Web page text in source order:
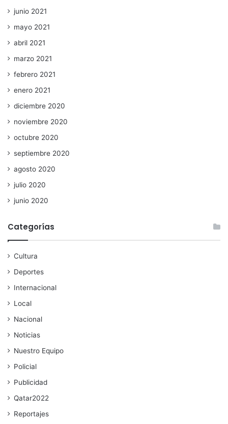
junio 2021
mayo 2021
abril 2021
marzo 2021
febrero 2021
enero 2021
diciembre 2020
noviembre 2020
octubre 2020
septiembre 2020
agosto 2020
julio 2020
junio 2020
Categorías
Cultura
Deportes
Internacional
Local
Nacional
Noticias
Nuestro Equipo
Policial
Publicidad
Qatar2022
Reportajes